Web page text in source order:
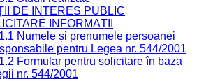
DE INTERES PUBLIC
INFORMAȚII
Numele și prenumele persoanei
pentru Legea nr. 544/2001
Formular pentru solicitare în baza
nr. 544/2001